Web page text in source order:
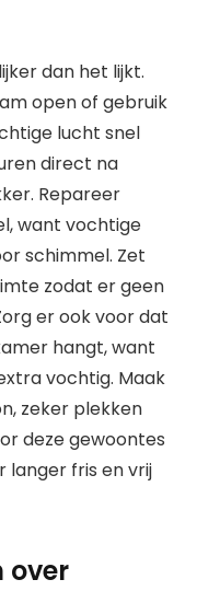
dan het lijkt.
open of gebruik
lucht snel
direct na
Repareer
want vochtige
schimmel. Zet
zodat er geen
er ook voor dat
hangt, want
vochtig. Maak
zeker plekken
deze gewoontes
langer fris en vrij
over